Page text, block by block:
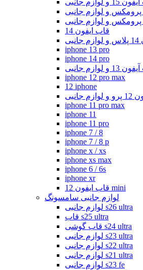
قاب ایفون 14
iphone 13 pro
iphone 14 pro
و لوازم جانبی
iphone 12 pro max
12 iphone
جانبی
iphone 11 pro max
iphone 11
iphone 11 pro
iphone 7 / 8
iphone 7 / 8 p
iphone x / xs
iphone xs max
iphone 6 / 6s
iphone xr
قاب ایفون 12 mini
لوازم جانبی سامسونگ
لوازم جانبی s26 ultra
قاب s25 ultra
قاب گوشی s24 ultra
لوازم جانبی s23 ultra
لوازم جانبی s22 ultra
لوازم جانبی s21 ultra
لوازم جانبی s23 fe